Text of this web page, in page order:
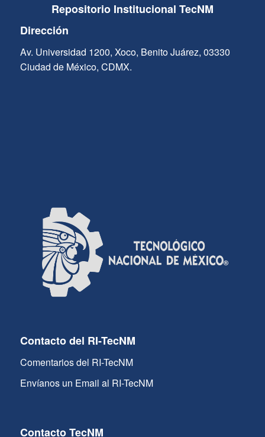
Repositorio Institucional TecNM
Dirección
Av. Universidad 1200, Xoco, Benito Juárez, 03330
Ciudad de México, CDMX.
Contacto del RI-TecNM
Comentarios del RI-TecNM
Envíanos un Email al RI-TecNM
Contacto TecNM